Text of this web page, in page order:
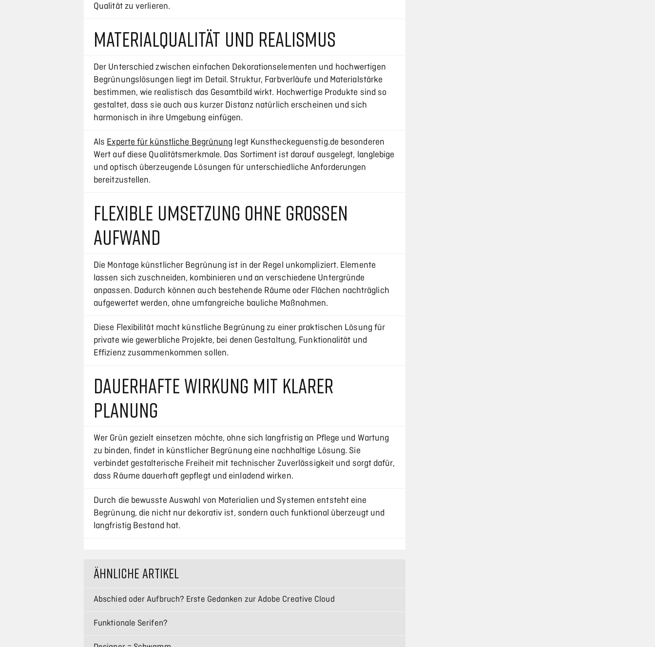
Qualität zu verlieren.
MATERIALQUALITÄT UND REALISMUS
Der Unterschied zwischen einfachen Dekorationselementen und hochwertigen
Begrünungslösungen liegt im Detail. Struktur, Farbverläufe und Materialstärke
bestimmen, wie realistisch das Gesamtbild wirkt. Hochwertige Produkte sind so
gestaltet, dass sie auch aus kurzer Distanz natürlich erscheinen und sich
harmonisch in ihre Umgebung einfügen.
AlsExperte für künstliche Begrünung legt Kunstheckeguenstig.de besonderen
Wert auf diese Qualitätsmerkmale. Das Sortiment ist darauf ausgelegt, langlebige
und optisch überzeugende Lösungen für unterschiedliche Anforderungen
bereitzustellen.
FLEXIBLE UMSETZUNG OHNE GROSSEN A
UFWAND
Die Montage künstlicher Begrünung ist in der Regel unkompliziert. Elemente
lassen sich zuschneiden, kombinieren und an verschiedene Untergründe
anpassen. Dadurch können auch bestehende Räume oder Flächen nachträglich
aufgewertet werden, ohne umfangreiche bauliche Maßnahmen.
Diese Flexibilität macht künstliche Begrünung zu einer praktischen Lösung für
private wie gewerbliche Projekte, bei denen Gestaltung, Funktionalität und
Effizienz zusammenkommen sollen.
DAUERHAFTE WIRKUNG MIT KLARER
PLANUNG
Wer Grün gezielt einsetzen möchte, ohne sich langfristig an Pflege und Wartung
zu binden, findet in künstlicher Begrünung eine nachhaltige Lösung. Sie
verbindet gestalterische Freiheit mit technischer Zuverlässigkeit und sorgt dafür,
dass Räume dauerhaft gepflegt und einladend wirken.
Durch die bewusste Auswahl von Materialien und Systemen entsteht eine
Begrünung, die nicht nur dekorativ ist, sondern auch funktional überzeugt und
langfristig Bestand hat.
ÄHNLICHE ARTIKEL
Abschied oder Aufbruch? Erste Gedanken zur Adobe Creative Cloud
Funktionale Serifen?